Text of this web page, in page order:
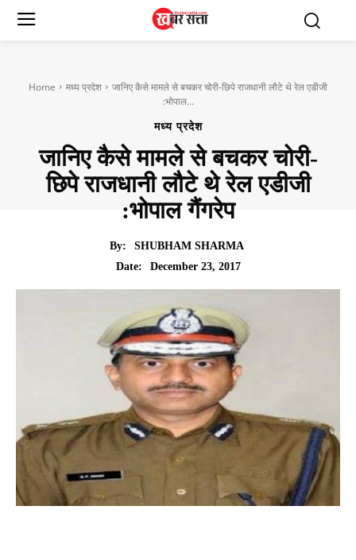
Home मध्य प्रदेश
जानिए कैसे मामले से बचकर चोरी-छिपे राजधानी लौटे थे रेल एडीजी
:भोपाल...
मध्य प्रदेश
जानिए कैसे मामले से बचकर चोरी-
छिपे राजधानी लौटे थे रेल एडीजी
:भोपाल गैंगरेप
By:
SHUBHAM SHARMA
Date:
December 23, 2017